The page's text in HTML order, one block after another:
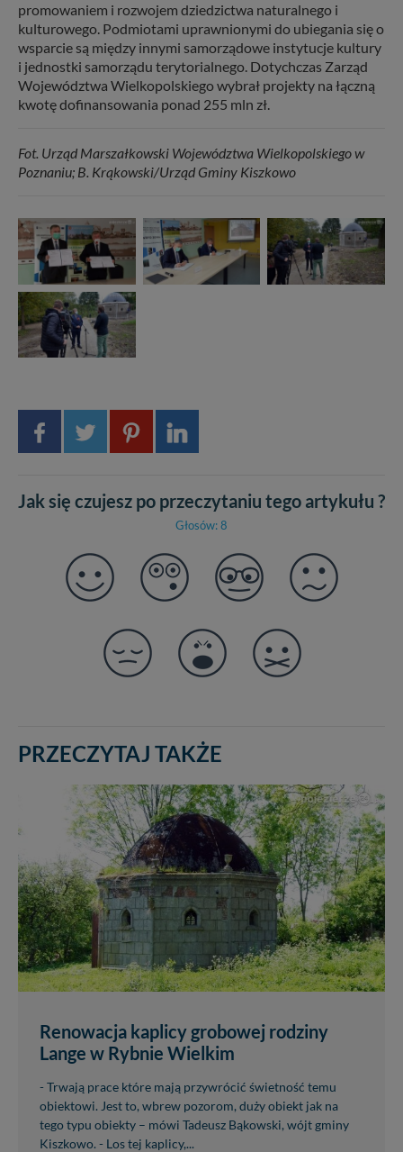
promowaniem i rozwojem dziedzictwa naturalnego i
kulturowego. Podmiotami uprawnionymi do ubiegania się o
wsparcie są między innymi samorządowe instytucje kultury
i jednostki samorządu terytorialnego. Dotychczas Zarząd
Województwa Wielkopolskiego wybrał projekty na łączną
kwotę dofinansowania ponad 255 mln zł.
Fot. Urząd Marszałkowski Województwa Wielkopolskiego w
Poznaniu; B. Krąkowski/Urząd Gminy Kiszkowo
Jak się czujesz po przeczytaniu tego artykułu ?
Głosów: 8
PRZECZYTAJ TAKŻE
Renowacja kaplicy grobowej rodziny
Lange w Rybnie Wielkim
- Trwają prace które mają przywrócić świetność temu
obiektowi. Jest to, wbrew pozorom, duży obiekt jak na
tego typu obiekty – mówi Tadeusz Bąkowski, wójt gminy
Kiszkowo. - Los tej kaplicy,...